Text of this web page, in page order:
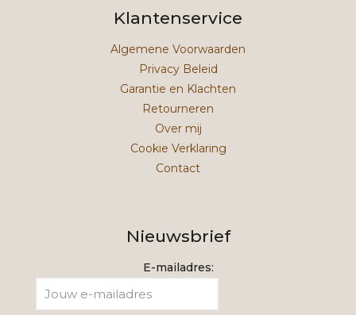
Klantenservice
Algemene Voorwaarden
Privacy Beleid
Garantie en Klachten
Retourneren
Over mij
Cookie Verklaring
Contact
Nieuwsbrief
E-mailadres: